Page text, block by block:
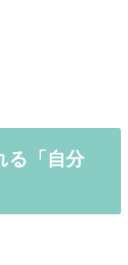
る「自分